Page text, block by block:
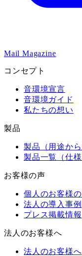
Mail Magazine
コンセプト
音環境宣言
音環境ガイド
私たちの想い
製品
製品（用途から
製品一覧（仕様
お客様の声
個人のお客様
法人の導入事例
プレス掲載情報
法人のお客様へ
法人のお客様へ